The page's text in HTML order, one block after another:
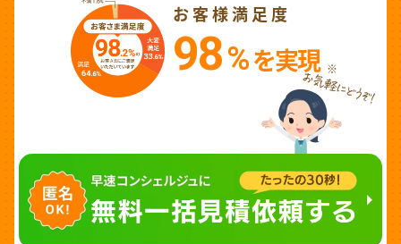
お客様満足度
98%を実現 ※